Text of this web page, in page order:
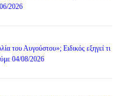
2026
του Αυγούστου»; Ειδικός εξηγεί τι
04/08/2026